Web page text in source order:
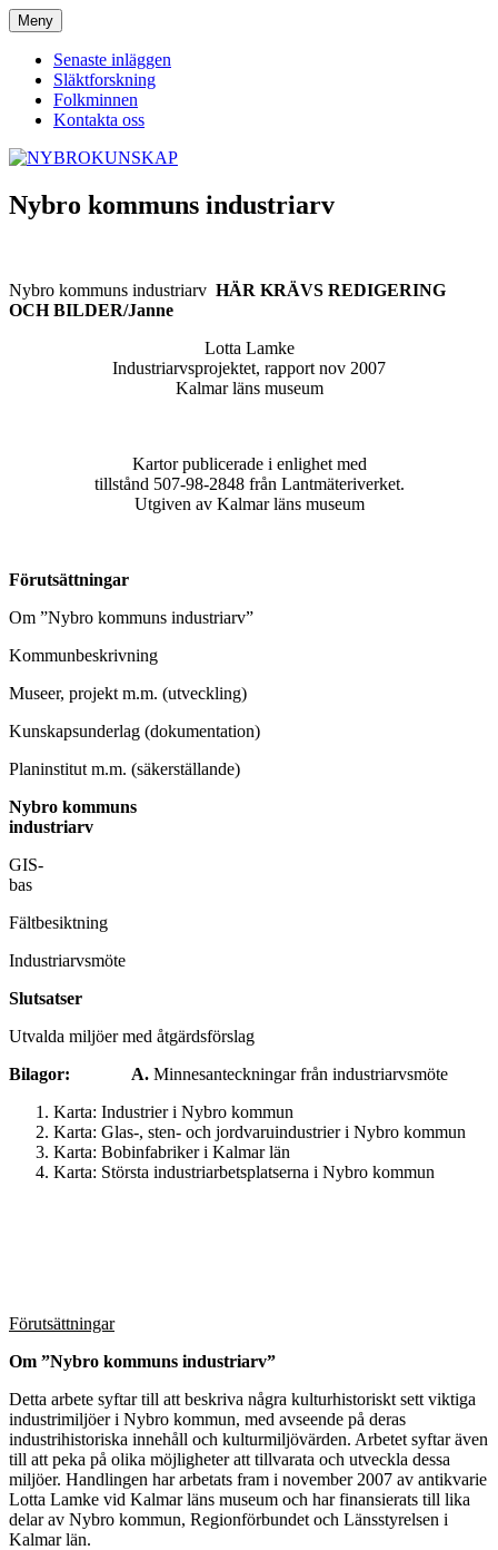
Hoppa
till
innehåll
NYBROKUNSKAP
Meny
Senaste inläggen
Släktforskning
Folkminnen
Kontakta oss
Nybro kommuns industriarv
Nybro kommuns industriarv HÄR KRÄVS REDIGERING
OCH BILDER/Janne
Lotta Lamke
Industriarvsprojektet, rapport nov 2007
Kalmar läns museum
Kartor publicerade i enlighet med
tillstånd 507-98-2848 från Lantmäteriverket.
Utgiven av Kalmar läns museum
Om ”Nybro kommuns industriarv”
Kommunbeskrivning
Museer, projekt m.m. (utveckling)
Kunskapsunderlag (dokumentation)
Planinstitut m.m. (säkerställande)
Nybro kommuns
industriarv
GIS-
Fältbesiktning
Industriarvsmöte
Utvalda miljöer med åtgärdsförslag
Bilagor: A. Minnesanteckningar från industriarvsmöte
Karta: Industrier i Nybro kommun
Karta: Glas-, sten- och jordvaruindustrier i Nybro kommun
Karta: Bobinfabriker i Kalmar län
Karta: Största industriarbetsplatserna i Nybro kommun
Förutsättningar
Om ”Nybro kommuns industriarv”
Detta arbete syftar till att beskriva några kulturhistoriskt sett viktiga
industrimiljöer i Nybro kommun, med avseende på deras
industrihistoriska innehåll och kulturmiljövärden. Arbetet syftar även
till att peka på olika möjligheter att tillvarata och utveckla dessa
miljöer. Handlingen har arbetats fram i november 2007 av antikvarie
Lotta Lamke vid Kalmar läns museum och har finansierats till lika
delar av Nybro kommun, Regionförbundet och Länsstyrelsen i
Kalmar län.